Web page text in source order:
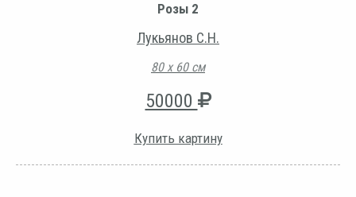
Розы 2
Лукьянов С.Н.
80 х 60 см
50000
Купить картину